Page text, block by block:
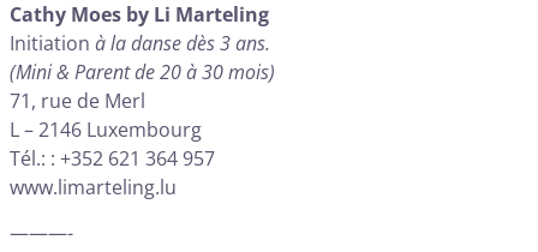
Cathy Moes by Li Marteling
Initiation à la danse dès 3 ans.
(Mini & Parent de 20 à 30 mois)
71, rue de Merl
L – 2146 Luxembourg
Tél.: : +352 621 364 957
www.limarteling.lu
———-